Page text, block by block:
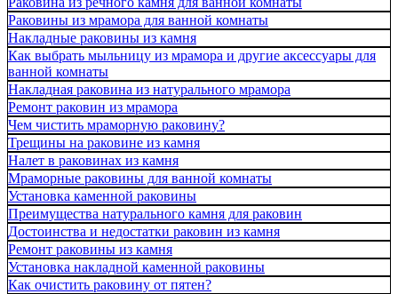
Раковины из мрамора для ванной комнаты
Накладные раковины из камня
Как выбрать мыльницу из мрамора и другие аксессуары для
ванной комнаты
Накладная раковина из натурального мрамора
Ремонт раковин из мрамора
Чем чистить мраморную раковину?
Трещины на раковине из камня
Налет в раковинах из камня
Мраморные раковины для ванной комнаты
Установка каменной раковины
Преимущества натурального камня для раковин
Достоинства и недостатки раковин из камня
Ремонт раковины из камня
Установка накладной каменной раковины
Как очистить раковину от пятен?